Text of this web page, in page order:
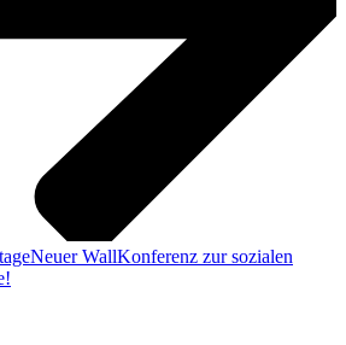
Neuer WallKonferenz zur sozialen